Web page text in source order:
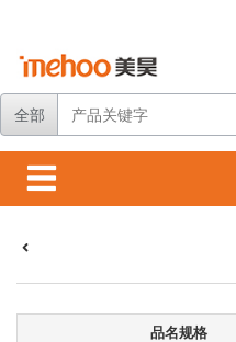
全部
品名规格